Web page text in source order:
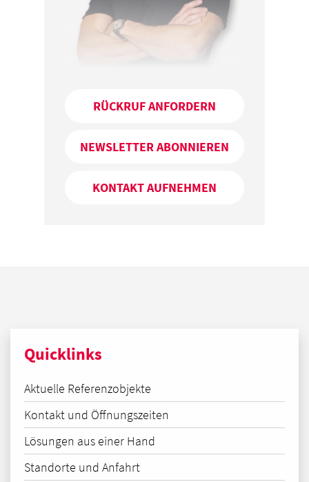
RÜCKRUF ANFORDERN
NEWSLETTER ABONNIEREN
KONTAKT AUFNEHMEN
Quicklinks
Aktuelle Referenzobjekte
Kontakt und Öffnungszeiten
Lösungen aus einer Hand
Standorte und Anfahrt